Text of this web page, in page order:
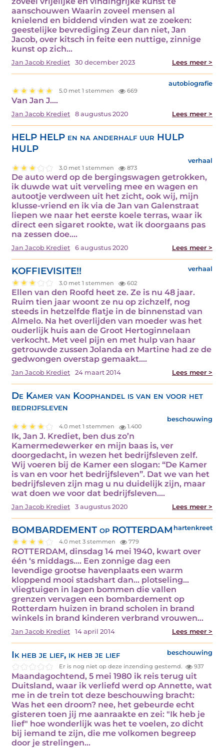
aanschouwen Waarin zoveel mensen al
knielend en biddend vinden wat ze zoeken:
geestelijke bevrediging Zeur dan niet, Jan
Jacob, over kitsch in feite een nuttige, zinnige
kunst op zich…
Jan Jacob Krediet 30 december 2023 Lees meer >
autobiografie
5.0 met 1 stemmen 669
Van Jan J.…
Jan Jacob Krediet 8 augustus 2020 Lees meer >
HELP HELP en na anderhalf uur HULP
HULP
verhaal
3.0 met 1 stemmen 873
De auto werd op de bergingswagen getrokken,
ik duwde wat uit verveling mee en wagen en
autootje verdween uit het zicht, ook wij, mijn
klusse-vriend en ik via de Jan van Galenstraat
liepen we naar het eerste koele terras, waar ik
direct een sigaret rookte, wat ik doorgaans pas
na zessen doe.…
Jan Jacob Krediet 6 augustus 2020 Lees meer >
KOFFIEVISITE!! verhaal
3.0 met 1 stemmen 602
Ellen van den Roofd heet ze. Ze is nu 48 jaar.
Ruim tien jaar woont ze nu op zichzelf, nog
steeds in hetzelfde flatje in de binnenstad van
Almelo. Na het overlijden van moeder was het
ouderlijk huis aan de Groot Hertoginnelaan
verkocht. Met veel pijn en met hulp van haar
getrouwde zussen Jolanda en Martine had ze de
gedwongen overstap gemaakt.…
Jan Jacob Krediet 24 maart 2014 Lees meer >
De Kamer van Koophandel is van en voor het
bedrijfsleven
beschouwing
4.0 met 1 stemmen 1.400
Ik, Jan J. Krediet, ben dus zo’n
Kamermedewerker en mijn baas is, ver
doorgedacht, in wezen het bedrijfsleven zelf.
Wij voeren bij de Kamer een slogan: “De Kamer
is van en voor het bedrijfsleven”. Dat we van het
bedrijfsleven zijn mag u nu duidelijk zijn, maar
wat doen we voor dat bedrijfsleven.…
Jan Jacob Krediet 3 augustus 2020 Lees meer >
BOMBARDEMENT op ROTTERDAM hartenkreet
4.0 met 3 stemmen 779
ROTTERDAM, dinsdag 14 mei 1940, kwart over
één ‘s middags.... Een zonnige dag een
levendige grootse havenplaats een warm
kloppend mooi stadshart dan... plotseling…
vliegtuigen in lagen bommen die vallen
grenzen vervagen een bombardement op
Rotterdam huizen in brand scholen in brand
winkels in brand kinderen verbrand vrouwen…
Jan Jacob Krediet 14 april 2014 Lees meer >
Ik heb je lief, ik heb je lief beschouwing
Er is nog niet op deze inzending gestemd. 937
Maandagochtend, 5 mei 1980 ik reis terug uit
Duitsland, waar ik verliefd werd op Annette, wat
me in de trein tot deze beschouwing bracht:
Was het een droom? nee, het gebeurde echt
gisteren toen jij me aanraakte en zei: "Ik heb je
lief" hoe wonderlijk was het te voelen, zo dicht
bij iemand te zijn, die me volkomen begreep
door je strelingen…